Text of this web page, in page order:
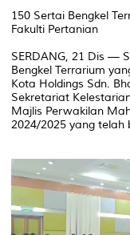
150 Sertai Bengkel
Fakulti Pertanian
SERDANG, 21 Dis —
Bengkel Terrarium
Kota Holdings Sdn.
Sekretariat
Majlis Perwakilan
2024/2025 yang telah